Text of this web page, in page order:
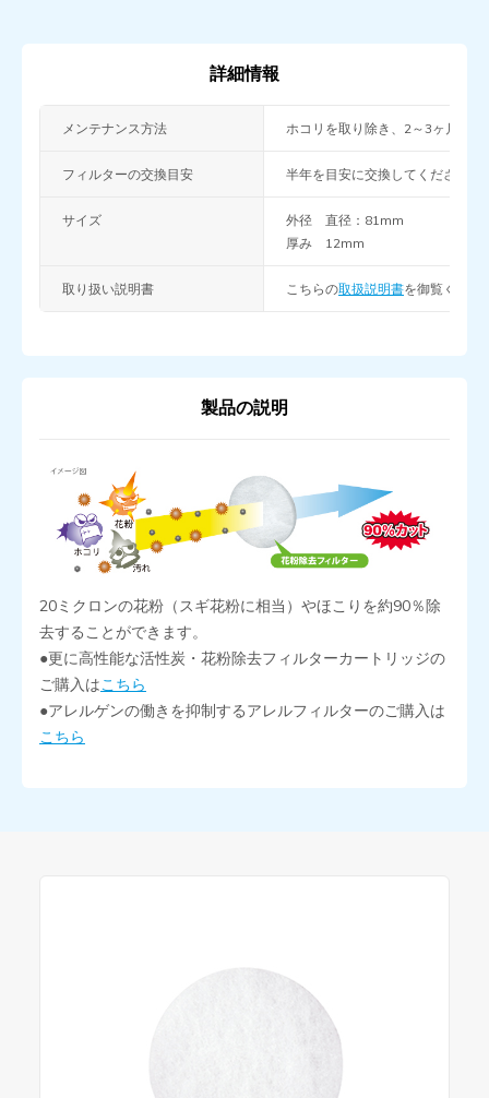
詳細情報
メンテナンス方法 ホコリを取り除き、2～3ヶ月に
フィルターの交換目安 半年を目安に交換してください。
サイズ 外径 直径：81mm
厚み 12mm
取り扱い説明書 こちらの取扱説明書を御覧くださ
製品の説明
20ミクロンの花粉（スギ花粉に相当）やほこりを約90％除
去することができます。
●更に高性能な活性炭・花粉除去フィルターカートリッジの
ご購入はこちら
●アレルゲンの働きを抑制するアレルフィルターのご購入は
こちら